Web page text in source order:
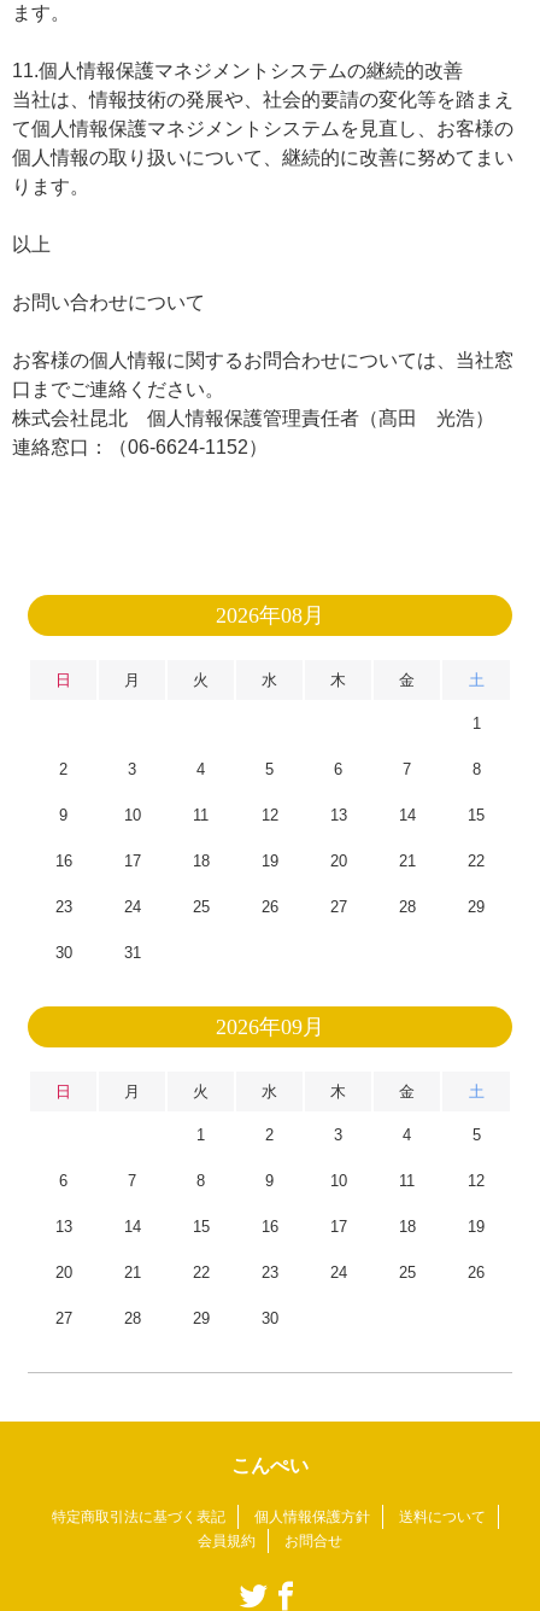
ます。
11.個人情報保護マネジメントシステムの継続的改善
当社は、情報技術の発展や、社会的要請の変化等を踏まえ
て個人情報保護マネジメントシステムを見直し、お客様の
個人情報の取り扱いについて、継続的に改善に努めてまい
ります。
以上
お問い合わせについて
お客様の個人情報に関するお問合わせについては、当社窓
口までご連絡ください。
株式会社昆北 個人情報保護管理責任者（髙田 光浩）
連絡窓口：（06-6624-1152）
2026年08月
日 月 火 水 木 金 土
1
2 3 4 5 6 7 8
9 10 11 12 13 14 15
16 17 18 19 20 21 22
23 24 25 26 27 28 29
30 31
2026年09月
日 月 火 水 木 金 土
1 2 3 4 5
6 7 8 9 10 11 12
13 14 15 16 17 18 19
20 21 22 23 24 25 26
27 28 29 30
こんぺい
特定商取引法に基づく表記 個人情報保護方針
送料について
会員規約
お問合せ